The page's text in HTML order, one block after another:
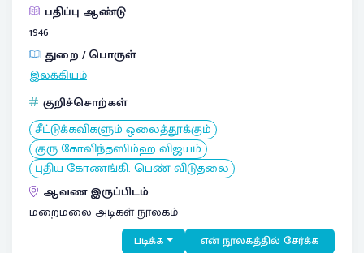
பதிப்பு ஆண்டு
1946
துறை / பொருள்
இலக்கியம்
குறிச்சொற்கள்
சீட்டுக்கவிகளும் ஒலைத்தூக்கும்
குரு கோவிந்தஸிம்ஹ விஜயம்
புதிய கோணங்கி. பெண் விடுதலை
ஆவண இருப்பிடம்
மறைமலை அடிகள் நூலகம்
படிக்க என் நூலகத்தில் சேர்க்க